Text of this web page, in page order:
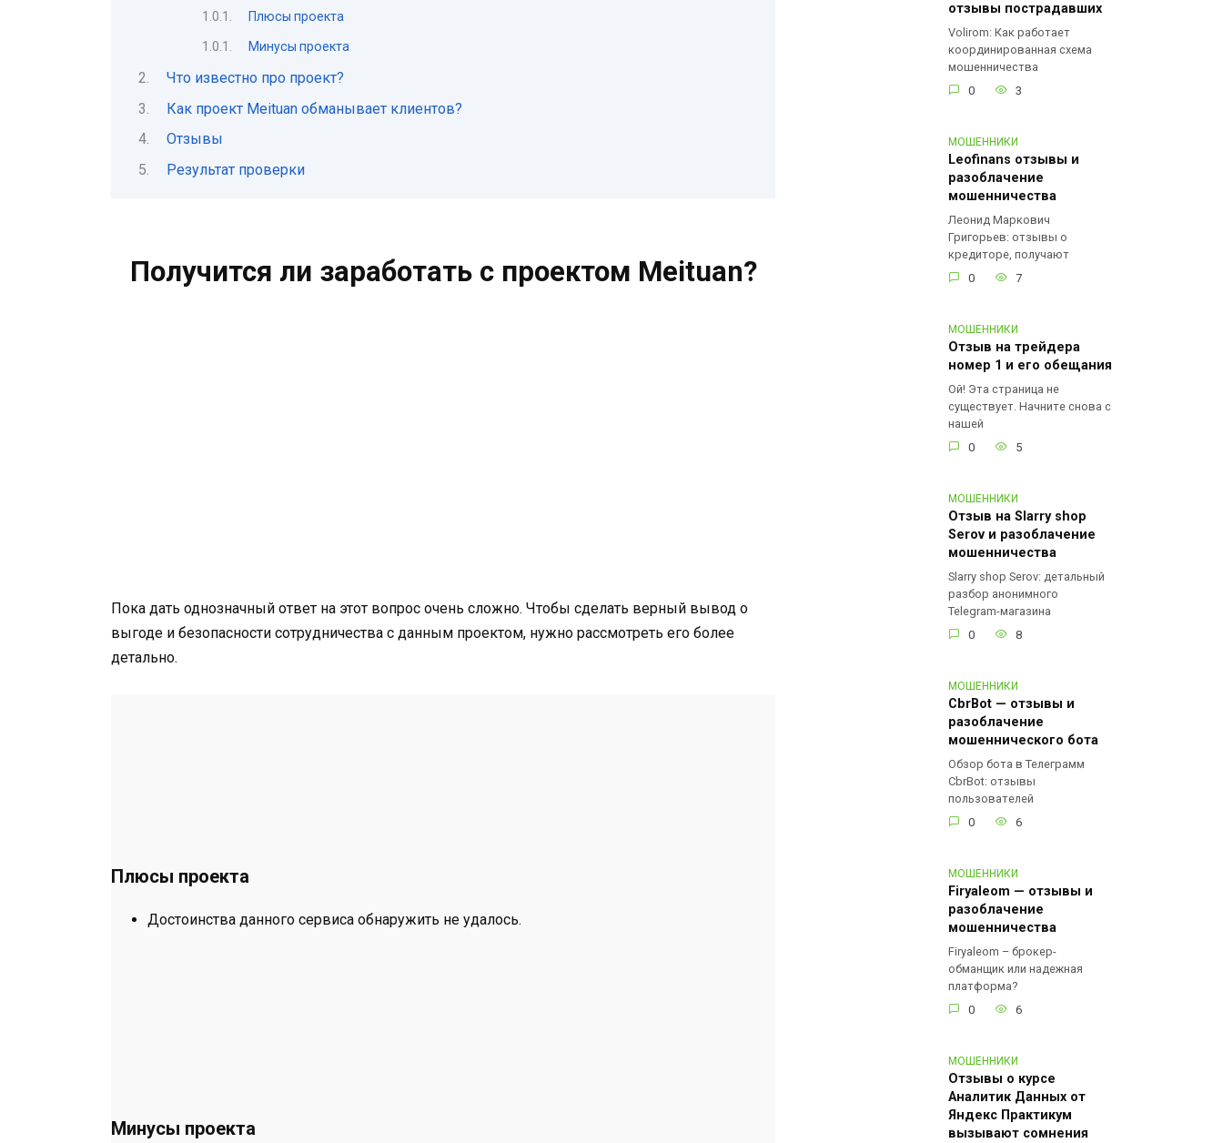
Плюсы проекта
Минусы проекта
Что известно про проект?
Как проект Meituan обманывает клиентов?
Отзывы
Результат проверки
Получится ли заработать с проектом Meituan?
Пока дать однозначный ответ на этот вопрос очень сложно. Чтобы сделать верный вывод о
выгоде и безопасности сотрудничества с данным проектом, нужно рассмотреть его более
детально.
Плюсы проекта
Достоинства данного сервиса обнаружить не удалось.
Минусы проекта
отзывы пострадавших
Volirom: Как работает
координированная схема
мошенничества
0
3
МОШЕННИКИ
Leofinans отзывы и
разоблачение
мошенничества
Леонид Маркович
Григорьев: отзывы о
кредиторе, получают
0
7
МОШЕННИКИ
Отзыв на трейдера
номер 1 и его обещания
Ой! Эта страница не
существует. Начните снова с
нашей
0
5
МОШЕННИКИ
Отзыв на Slarry shop
Serov и разоблачение
мошенничества
Slarry shop Serov: детальный
разбор анонимного
Telegram-магазина
0
8
МОШЕННИКИ
CbrBot — отзывы и
разоблачение
мошеннического бота
Обзор бота в Телеграмм
CbrBot: отзывы
пользователей
0
6
МОШЕННИКИ
Firyaleom — отзывы и
разоблачение
мошенничества
Firyaleom – брокер-
обманщик или надежная
платформа?
0
6
МОШЕННИКИ
Отзывы о курсе
Аналитик Данных от
Яндекс Практикум
вызывают сомнения